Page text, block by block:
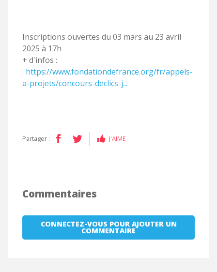
Inscriptions ouvertes du 03 mars au 23 avril
2025 à 17h
+ d'infos :
: https://www.fondationdefrance.org/fr/appels-
a-projets/concours-declics-j...
Partager : J'AIME
Commentaires
CONNECTEZ-VOUS POUR AJOUTER UN
COMMENTAIRE